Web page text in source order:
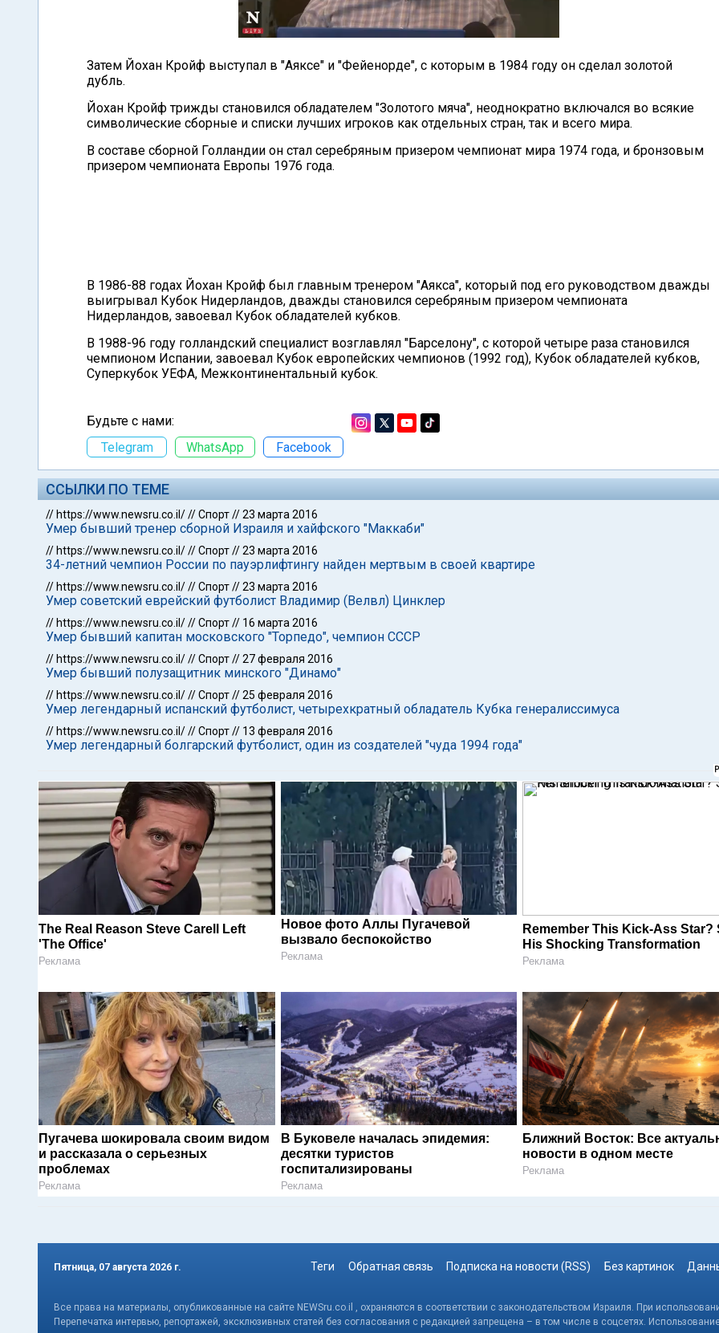
Затем Йохан Кройф выступал в "Аяксе" и "Фейенорде", с которым в 1984 году он сделал золотой
дубль.
Йохан Кройф трижды становился обладателем "Золотого мяча", неоднократно включался во всякие
символические сборные и списки лучших игроков как отдельных стран, так и всего мира.
В составе сборной Голландии он стал серебряным призером чемпионат мира 1974 года, и бронзовым
призером чемпионата Европы 1976 года.
В 1986-88 годах Йохан Кройф был главным тренером "Аякса", который под его руководством дважды
выигрывал Кубок Нидерландов, дважды становился серебряным призером чемпионата
Нидерландов, завоевал Кубок обладателей кубков.
В 1988-96 году голландский специалист возглавлял "Барселону", с которой четыре раза становился
чемпионом Испании, завоевал Кубок европейских чемпионов (1992 год), Кубок обладателей кубков,
Суперкубок УЕФА, Межконтинентальный кубок.
Будьте с нами:
Telegram
WhatsApp Facebook
ССЫЛКИ ПО ТЕМЕ
// https://www.newsru.co.il///Спорт//23 марта 2016
Умер бывший тренер сборной Израиля и хайфского "Маккаби"
// https://www.newsru.co.il///Спорт//23 марта 2016
34-летний чемпион России по пауэрлифтингу найден мертвым в своей квартире
// https://www.newsru.co.il///Спорт//23 марта 2016
Умер советский еврейский футболист Владимир (Велвл) Цинклер
// https://www.newsru.co.il///Спорт// 16 марта 2016
Умер бывший капитан московского "Торпедо", чемпион СССР
// https://www.newsru.co.il///Спорт//27 февраля 2016
Умер бывший полузащитник минского "Динамо"
// https://www.newsru.co.il///Спорт//25 февраля 2016
Умер легендарный испанский футболист, четырехкратный обладатель Кубка генералиссимуса
// https://www.newsru.co.il///Спорт// 13 февраля 2016
Умер легендарный болгарский футболист, один из создателей "чуда 1994 года"
The Real Reason Steve Carell Left
'The Office'
Реклама
Новое фото Аллы Пугачевой
вызвало беспокойство
Реклама
Remember This Kick-Ass Star?
His Shocking Transformation
Реклама
Пугачева шокировала своим видом
и рассказала о серьезных
проблемах
Реклама
В Буковеле началась эпидемия:
десятки туристов
госпитализированы
Реклама
Ближний Восток: Все
новости в одном месте
Реклама
Пятница, 07 августа 2026 г. Теги Обратная связь Подписка на новости (RSS) Без картинок
Все права на материалы, опубликованные на сайте NEWSru.co.il , охраняются в соответствии с законодательством Израиля. При
Перепечатка интервью, репортажей, эксклюзивных статей без согласования с редакцией запрещена – в том числе в соцсетях.